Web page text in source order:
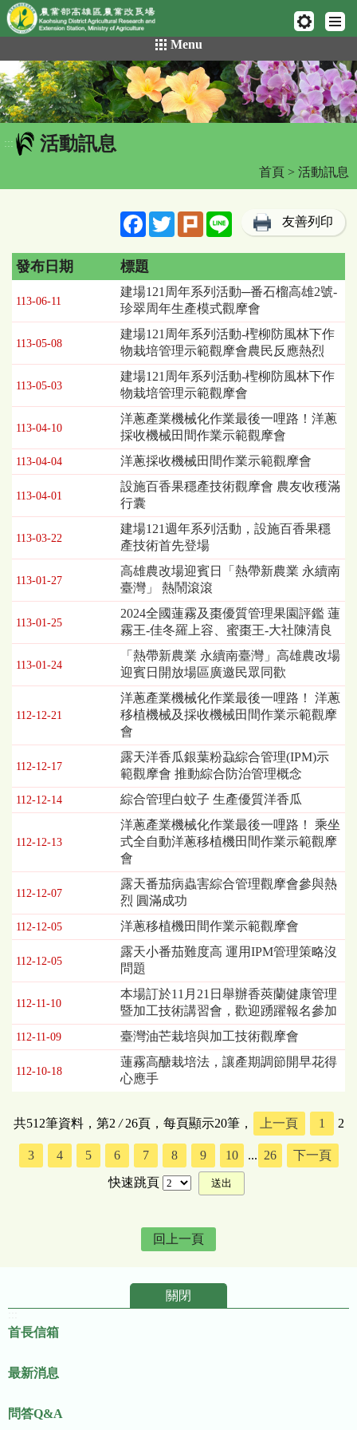
網頁置頂
到
主
要
內
容
區
Menu
::: 活動訊息
首頁 > 活動訊息
FacebookTwitterPlurk Line 友善列印
動
訊
息
欄
位
依
為：
發
期、
標
發布日期 標題
113-06-11
建場121周年系列活動─番石榴高雄2號-
珍翠周年生產模式觀摩會
113-05-08
建場121周年系列活動-檉柳防風林下作
物栽培管理示範觀摩會農民反應熱烈
113-05-03
建場121周年系列活動-檉柳防風林下作
物栽培管理示範觀摩會
113-04-10
洋蔥產業機械化作業最後一哩路！洋蔥
採收機械田間作業示範觀摩會
113-04-04 洋蔥採收機械田間作業示範觀摩會
113-04-01
設施百香果穩產技術觀摩會 農友收穫滿
行囊
113-03-22
建場121週年系列活動，設施百香果穩
產技術首先登場
113-01-27
高雄農改場迎賓日「熱帶新農業 永續南
臺灣」 熱鬧滾滾
113-01-25
2024全國蓮霧及棗優質管理果園評鑑 蓮
霧王-佳冬羅上容、蜜棗王-大社陳清良
113-01-24
「熱帶新農業 永續南臺灣」高雄農改場
迎賓日開放場區廣邀民眾同歡
112-12-21
洋蔥產業機械化作業最後一哩路！ 洋蔥
移植機械及採收機械田間作業示範觀摩
會
112-12-17
露天洋香瓜銀葉粉蝨綜合管理(IPM)示
範觀摩會 推動綜合防治管理概念
112-12-14 綜合管理白蚊子 生產優質洋香瓜
112-12-13
洋蔥產業機械化作業最後一哩路！ 乘坐
式全自動洋蔥移植機田間作業示範觀摩
會
112-12-07
露天番茄病蟲害綜合管理觀摩會參與熱
烈 圓滿成功
112-12-05 洋蔥移植機田間作業示範觀摩會
112-12-05
露天小番茄難度高 運用IPM管理策略沒
問題
112-11-10
本場訂於11月21日舉辦香莢蘭健康管理
暨加工技術講習會，歡迎踴躍報名參加
112-11-09 臺灣油芒栽培與加工技術觀摩會
112-10-18
蓮霧高醣栽培法，讓產期調節開早花得
心應手
共512筆資料，第2 /26頁，每頁顯示20筆， 上一頁 1 2
3 4 5 6 7 8 9 10 ... 26
下一頁
快速跳頁
回上一頁
關閉
首長信箱
最新消息
問答Q&A